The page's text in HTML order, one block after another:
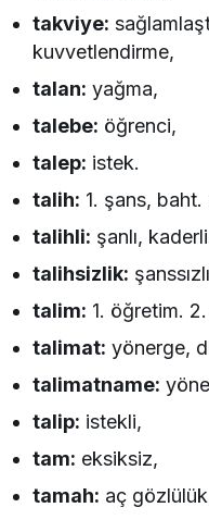
takviye:
kuvvetlendirme,
talan: yağma,
talebe: öğrenci,
talep: istek.
talih: 1. şans, baht.
talihli: şanlı,
talihsizlik:
talim: 1. öğretim.
talimat: yönerge,
talimatname:
talip: istekli,
tam: eksiksiz,
tamah: aç